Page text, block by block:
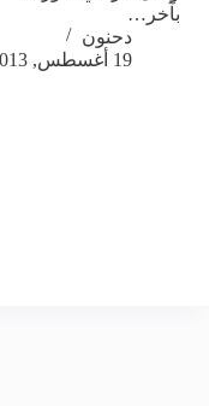
بآخر…
دحنون
19 أغسطس, 2013